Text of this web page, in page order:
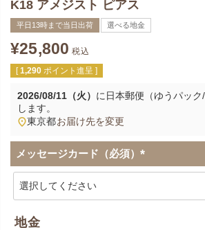
K18 アメジスト ピアス
平日13時まで当日出荷 選べる地金
¥25,800 税込
[ 1,290 ポイント進呈 ]
2026/08/11（火） に 日本郵便（ゆうパック/
します。
東京都お届け先を変更
メッセージカード（必須）
(
地金